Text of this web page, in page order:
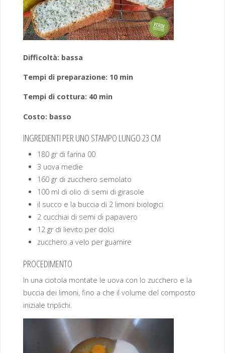
Difficoltà: bassa
Tempi di preparazione: 10 min
Tempi di cottura: 40 min
Costo: basso
INGREDIENTI PER UNO STAMPO LUNGO 23 CM
180 gr di farina 00
3 uova medie
160 gr di zucchero semolato
100 ml di olio di semi di girasole
il succo e la buccia di 2 limoni biologici
2 cucchiai di semi di papavero
12 gr di lievito per dolci
zucchero a velo per guarnire
PROCEDIMENTO
In una ciotola montate le uova con lo zucchero e la
buccia dei limoni, fino a che il volume del composto
iniziale triplichi.